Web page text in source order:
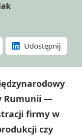
Udostępnij
Rumunii —
firmy w
czy